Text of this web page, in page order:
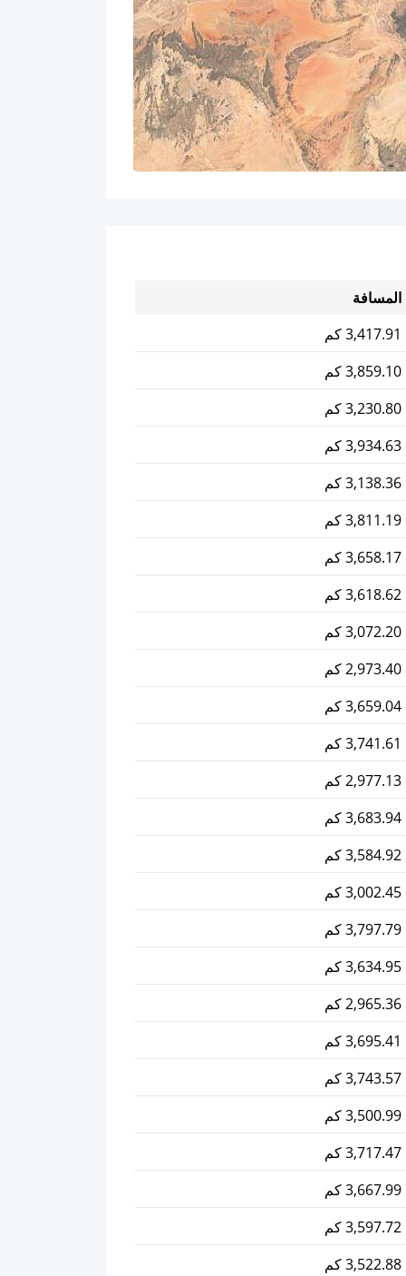
المسافة
3,417.91 كم
3,859.10 كم
3,230.80 كم
3,934.63 كم
3,138.36 كم
3,811.19 كم
3,658.17 كم
3,618.62 كم
3,072.20 كم
2,973.40 كم
3,659.04 كم
3,741.61 كم
2,977.13 كم
3,683.94 كم
3,584.92 كم
3,002.45 كم
3,797.79 كم
3,634.95 كم
2,965.36 كم
3,695.41 كم
3,743.57 كم
3,500.99 كم
3,717.47 كم
3,667.99 كم
3,597.72 كم
3,522.88 كم